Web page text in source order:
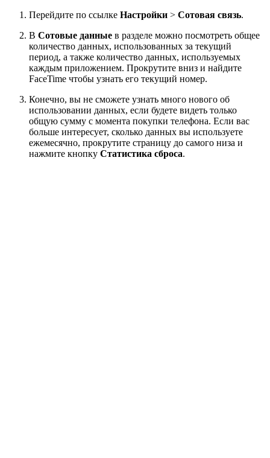
Перейдите по ссылке Настройки > Сотовая связь.
В Сотовые данные в разделе можно посмотреть общее
количество данных, использованных за текущий
период, а также количество данных, используемых
каждым приложением. Прокрутите вниз и найдите
FaceTime чтобы узнать его текущий номер.
Конечно, вы не сможете узнать много нового об
использовании данных, если будете видеть только
общую сумму с момента покупки телефона. Если вас
больше интересует, сколько данных вы используете
ежемесячно, прокрутите страницу до самого низа и
нажмите кнопку Статистика сброса.